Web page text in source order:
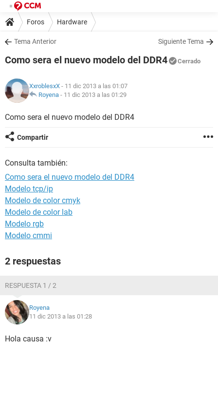
Foros Hardware
Tema Anterior Siguiente Tema
Como sera el nuevo modelo del DDR4 Cerrado
XxroblesxX - 11 dic 2013 a las 01:07
Royena - 11 dic 2013 a las 01:29
Como sera el nuevo modelo del DDR4
Compartir
Consulta también:
Como sera el nuevo modelo del DDR4
Modelo tcp/ip
Modelo de color cmyk
Modelo de color lab
Modelo rgb
Modelo cmmi
2 respuestas
RESPUESTA 1 / 2
Royena
11 dic 2013 a las 01:28
Hola causa :v